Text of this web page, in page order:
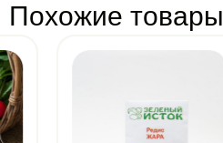
Похожие товары